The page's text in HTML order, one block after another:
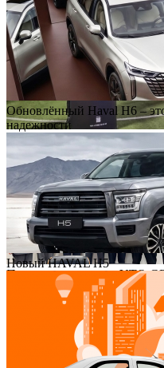
Н.Налибаева на завод
Футбольный драйв с Haval
Приезд руководства YTO
Казахстан
Обновлённый Haval H6 –
надежности
Новый HAVAL H5